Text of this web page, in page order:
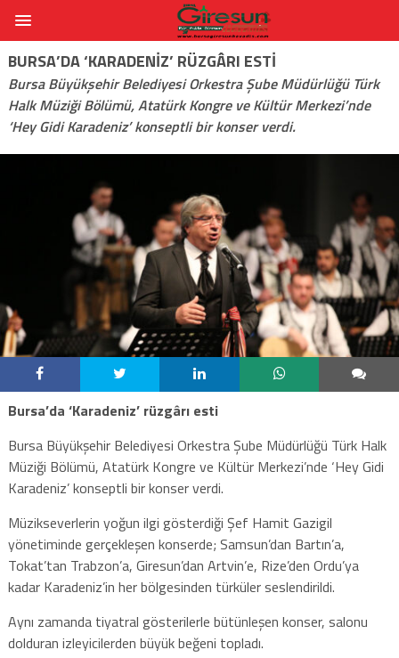
BURSA’DA ‘KARADENIZ’ RÜZGÂRI ESTI
Bursa Büyükşehir Belediyesi Orkestra Şube Müdürlüğü Türk
Halk Müziği Bölümü, Atatürk Kongre ve Kültür Merkezi’nde
‘Hey Gidi Karadeniz’ konseptli bir konser verdi.
Bursa’da ‘Karadeniz’ rüzgârı esti
Bursa Büyükşehir Belediyesi Orkestra Şube Müdürlüğü Türk Halk
Müziği Bölümü, Atatürk Kongre ve Kültür Merkezi’nde ‘Hey Gidi
Karadeniz’ konseptli bir konser verdi.
Müzikseverlerin yoğun ilgi gösterdiği Şef Hamit Gazigil
yönetiminde gerçekleşen konserde; Samsun’dan Bartın’a,
Tokat’tan Trabzon’a, Giresun’dan Artvin’e, Rize’den Ordu’ya
kadar Karadeniz’in her bölgesinden türküler seslendirildi.
Aynı zamanda tiyatral gösterilerle bütünleşen konser, salonu
dolduran izleyicilerden büyük beğeni topladı.